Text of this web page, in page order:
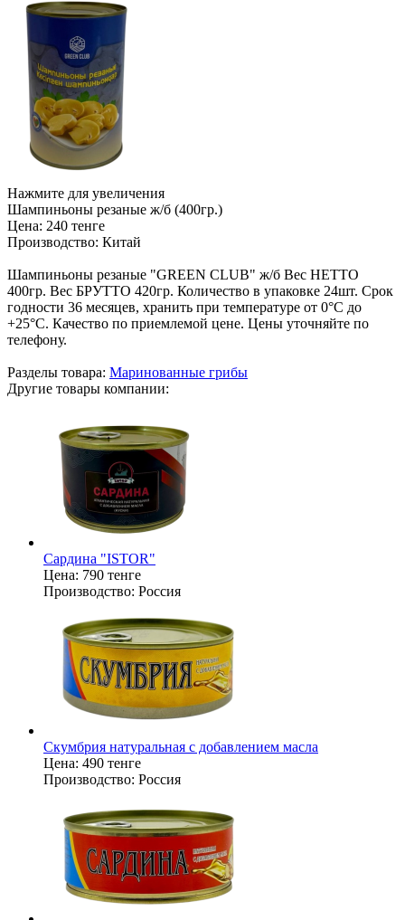
Нажмите для увеличения
Шампиньоны резаные ж/б (400гр.)
Цена: 240 тенге
Производство: Китай
Шампиньоны резаные "GREEN CLUB" ж/б Вес НЕТТО
400гр. Вес БРУТТО 420гр. Количество в упаковке 24шт. Срок
годности 36 месяцев, хранить при температуре от 0°С до
+25°С. Качество по приемлемой цене. Цены уточняйте по
телефону.
Разделы товара: Маринованные грибы
Другие товары компании:
Сардина "ISTOR"
Цена: 790 тенге
Производство: Россия
Скумбрия натуральная с добавлением масла
Цена: 490 тенге
Производство: Россия